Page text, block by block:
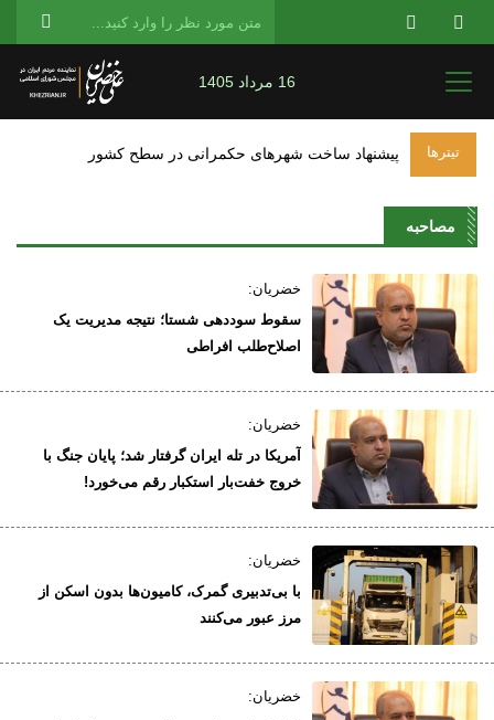
16 مرداد 1405
تیترها پیشنهاد ساخت شهرهای حکمرانی در سطح کشور
مصاحبه
خضریان:
سقوط سوددهی شستا؛ نتیجه مدیر‌یت یک
اصلاح‌طلب افراطی
خضریان:
آمریکا در تله ایران گرفتار شد؛ پایان جنگ با
خروج خفت‌بار استکبار رقم می‌خورد!
خضریان:
با بی‌تدبیری گمرک، کامیون‌ها بدون اسکن از
مرز عبور می‌کنند
خضریان: